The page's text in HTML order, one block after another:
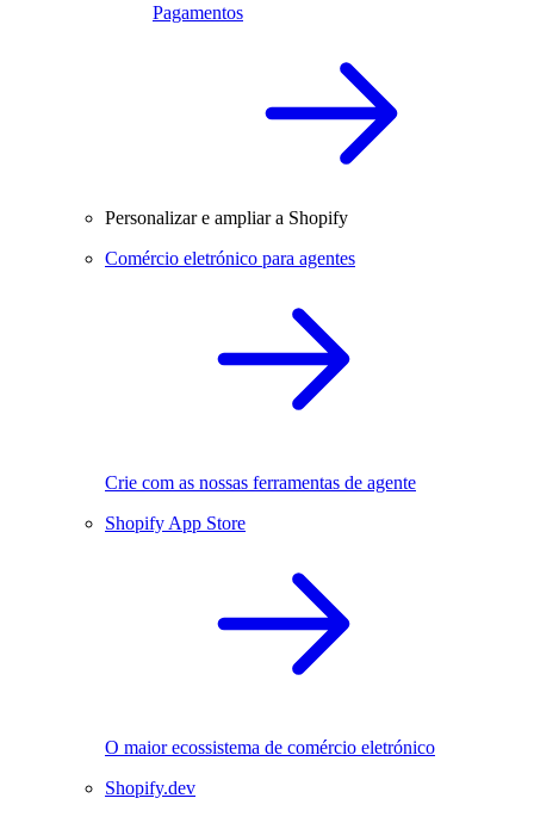
Pagamentos
Personalizar e ampliar a Shopify
Comércio eletrónico para agentes
Crie com as nossas ferramentas de agente
Shopify App Store
O maior ecossistema de comércio eletrónico
Shopify.dev